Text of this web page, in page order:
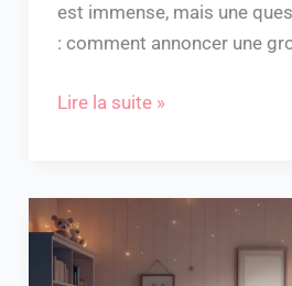
est immense, mais une
: comment annoncer une
Lire la suite »
“Combien
de
temps